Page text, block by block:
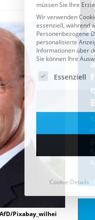
Pixabay_wilhei
nach
Afghanen
für ein
die CDU
Weil die
Afghanen
wurden die
Cookie-Details